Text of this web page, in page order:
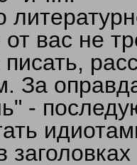
вас не
За
-